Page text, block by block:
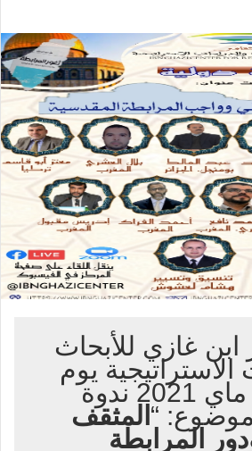
غازي للأبحاث
يوم
الثلاثاء 18 ماي 2021 ندوة
“ المثقف
المرابطة